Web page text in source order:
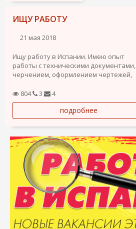
ИЩУ РАБОТУ
21 мая 2018
Ищу работу в Испании. Имею опыт
работы с техническими документами,
черчением, оформлением чертежей,
технических спецификаций на
ремонтные работы.
804 3 4
подробнее